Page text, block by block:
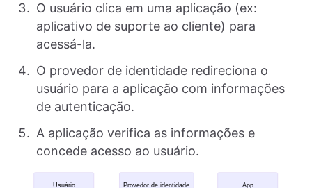
O usuário clica em uma aplicação (ex:
aplicativo de suporte ao cliente) para
acessá-la.
O provedor de identidade redireciona o
usuário para a aplicação com informações
de autenticação.
A aplicação verifica as informações e
concede acesso ao usuário.